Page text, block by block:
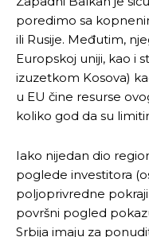
poredimo sa
ili Rusije. Međutim,
Europskoj uniji, kao i
izuzetkom Kosova)
u EU čine resurse
koliko god da su
Iako nijedan dio
poglede investitora
poljoprivredne
površni pogled
Srbija imaju za